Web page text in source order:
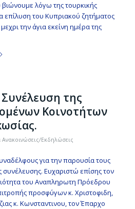
λόγω της τουρκικής
επίλυση του Κυπριακού ζητήματος
την άγια εκείνη ημέρα της
της
Κοινοτήτων
Ανακοινώσεις/Εκδηλώσεις
για την παρουσία τους
συνέλευσης. Ευχαριστώ επίσης τον
του Αναπληρωτη Πρόεδρου
προσφύγων κ. Χριστοφιδη,
κ. Κωνσταντινου, τον Έπαρχο